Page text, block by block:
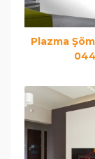
Plazma
044